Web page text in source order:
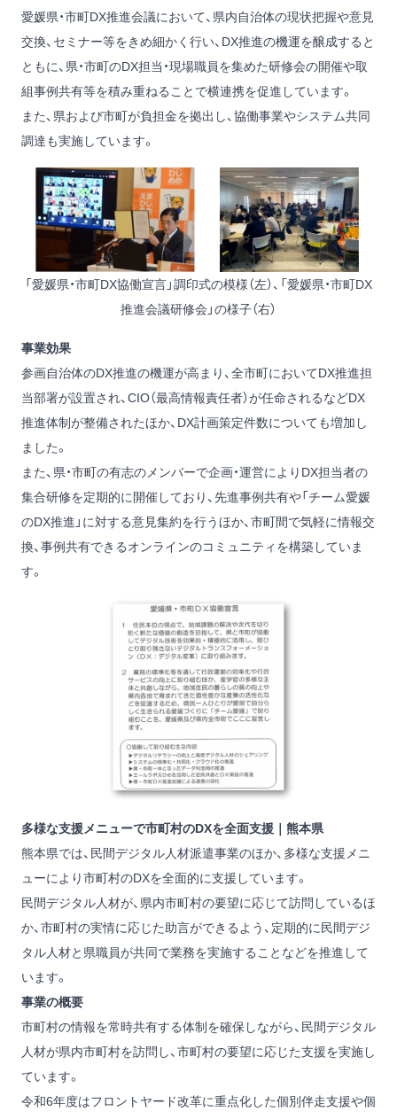
愛媛県・市町DX推進会議において、県内自治体の現状把握や意見
交換、セミナー等をきめ細かく行い、DX推進の機運を醸成すると
ともに、県・市町のDX担当・現場職員を集めた研修会の開催や取
組事例共有等を積み重ねることで横連携を促進しています。
また、県および市町が負担金を拠出し、協働事業やシステム共同
調達も実施しています。
「愛媛県・市町DX協働宣言」調印式の模様（左）、「愛媛県・市町DX
推進会議研修会」の様子（右）
事業効果
参画自治体のDX推進の機運が高まり、全市町においてDX推進担
当部署が設置され、CIO（最高情報責任者）が任命されるなどDX
推進体制が整備されたほか、DX計画策定件数についても増加し
ました。
また、県・市町の有志のメンバーで企画・運営によりDX担当者の
集合研修を定期的に開催しており、先進事例共有や「チーム愛媛
のDX推進」に対する意見集約を行うほか、市町間で気軽に情報交
換、事例共有できるオンラインのコミュニティを構築していま
す。
多様な支援メニューで市町村のDXを全面支援｜熊本県
熊本県では、民間デジタル人材派遣事業のほか、多様な支援メニ
ューにより市町村のDXを全面的に支援しています。
民間デジタル人材が、県内市町村の要望に応じて訪問しているほ
か、市町村の実情に応じた助言ができるよう、定期的に民間デジ
タル人材と県職員が共同で業務を実施することなどを推進して
います。
事業の概要
市町村の情報を常時共有する体制を確保しながら、民間デジタル
人材が県内市町村を訪問し、市町村の要望に応じた支援を実施し
ています。
令和6年度はフロントヤード改革に重点化した個別伴走支援や個